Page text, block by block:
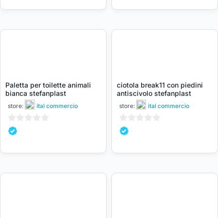
5
5
Paletta per toilette animali
bianca stefanplast
store: ital commercio
0
5
ciotola break11 con piedini
antiscivolo stefanplast
store: ital commercio
0
5